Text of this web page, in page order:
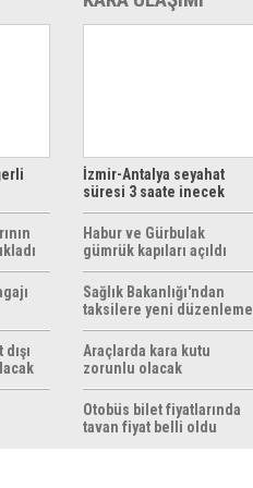
İzmir-Antalya seyahat
süresi 3 saate inecek
Habur ve Gürbulak
gümrük kapıları açıldı
Sağlık Bakanlığı'ndan
taksilere yeni düzenleme
Araçlarda kara kutu
zorunlu olacak
Otobüs bilet fiyatlarında
tavan fiyat belli oldu